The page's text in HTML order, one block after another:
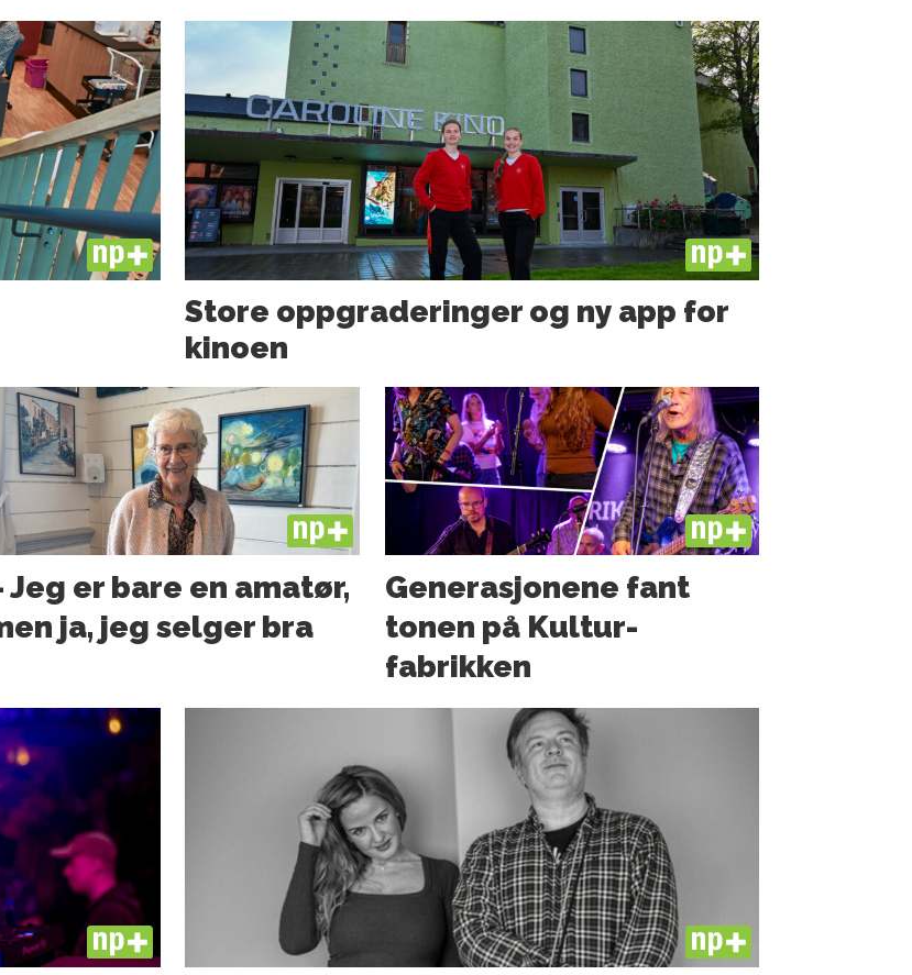
PLUS PLUS
Store oppgraderinger og ny app for
kinoen
PLUS
Jeg er bare en amatør,
ja, jeg selger bra
PLUS
Generasjonene fant
tonen på Kultur­
fabrikken
PLUS PLUS